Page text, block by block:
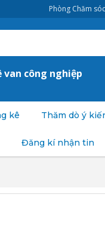
Phòng Chăm
công nghiệp
kê Thăm dò ý
Đăng kí nhận tin